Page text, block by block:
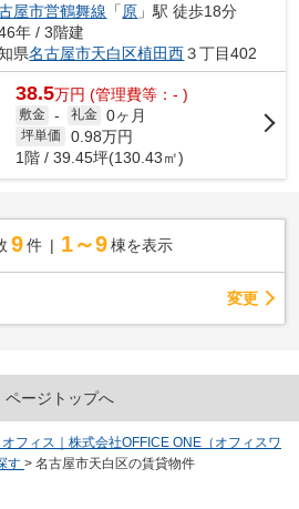
屋市営鶴舞線 「 原 」駅 徒歩18分
年 / 3階建
県名古屋市天白区植田西３丁目402
38.5万円 (管理費等：- )
敷金 - 礼金 0ヶ月
坪単価 0.98万円
1階 / 39.45坪(130.43㎡)
9 件 1～9 棟を表示
変更
ページトップへ
フィス｜株式会社OFFICE ONE（オフィスワ
す > 名古屋市天白区の賃貸物件